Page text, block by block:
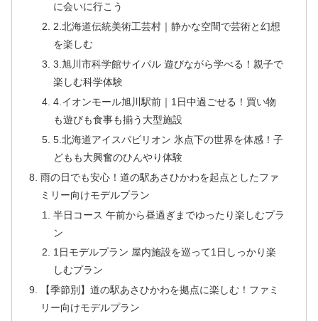
に会いに行こう
2.北海道伝統美術工芸村｜静かな空間で芸術と幻想
を楽しむ
3.旭川市科学館サイパル 遊びながら学べる！親子で
楽しむ科学体験
4.イオンモール旭川駅前｜1日中過ごせる！買い物
も遊びも食事も揃う大型施設
5.北海道アイスパビリオン 氷点下の世界を体感！子
どもも大興奮のひんやり体験
雨の日でも安心！道の駅あさひかわを起点としたファ
ミリー向けモデルプラン
半日コース 午前から昼過ぎまでゆったり楽しむプラ
ン
1日モデルプラン 屋内施設を巡って1日しっかり楽
しむプラン
【季節別】道の駅あさひかわを拠点に楽しむ！ファミ
リー向けモデルプラン